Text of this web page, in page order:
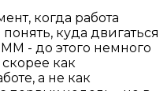
когда работа
куда двигаться
- до этого немного
как
а не как